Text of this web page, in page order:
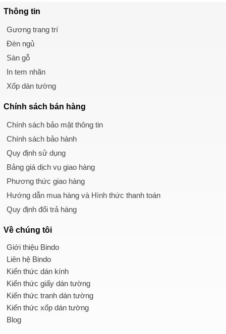
Thông tin
Gương trang trí
Đèn ngủ
Sàn gỗ
In tem nhãn
Xốp dán tường
Chính sách bán hàng
Chính sách bảo mật thông tin
Chính sách bảo hành
Quy định sử dụng
Bảng giá dịch vụ giao hàng
Phương thức giao hàng
Hướng dẫn mua hàng và Hình thức thanh toán
Quy định đổi trả hàng
Về chúng tôi
Giới thiệu Bindo
Liên hệ Bindo
Kiến thức dán kính
Kiến thức giấy dán tường
Kiến thức tranh dán tường
Kiến thức xốp dán tường
Blog